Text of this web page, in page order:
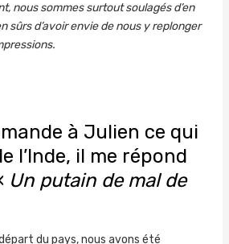
nous sommes surtout soulagés d’en
sûrs d’avoir envie de nous y replonger
à Julien ce qui
l’Inde, il me répond
Un putain de mal de
du pays, nous avons été